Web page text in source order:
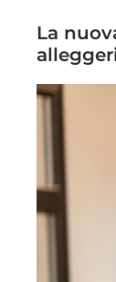
La